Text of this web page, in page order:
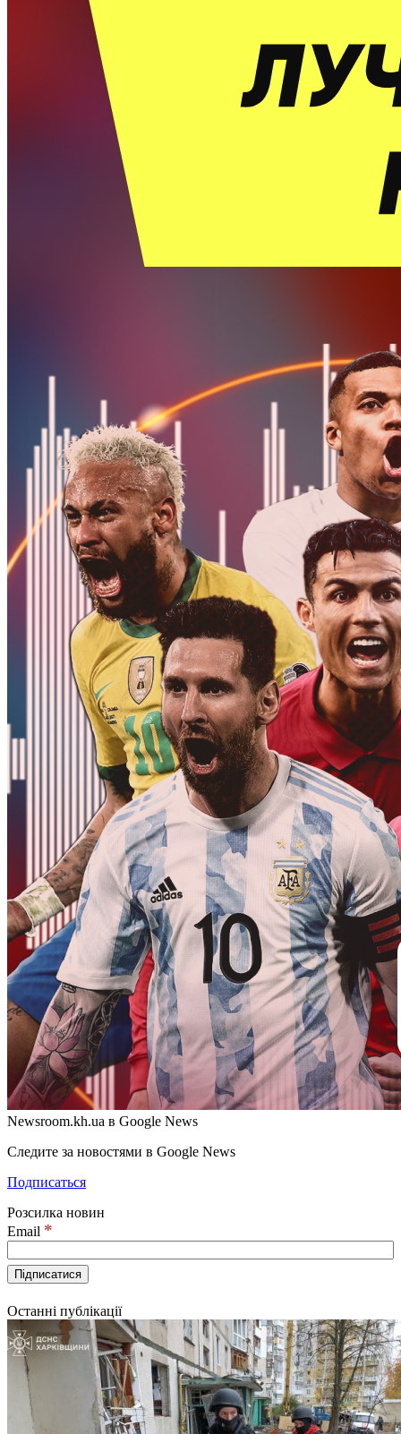
Newsroom.kh.ua в Google News
Следите за новостями в Google News
Подписаться
Розсилка новин
Email *
Останні публікації